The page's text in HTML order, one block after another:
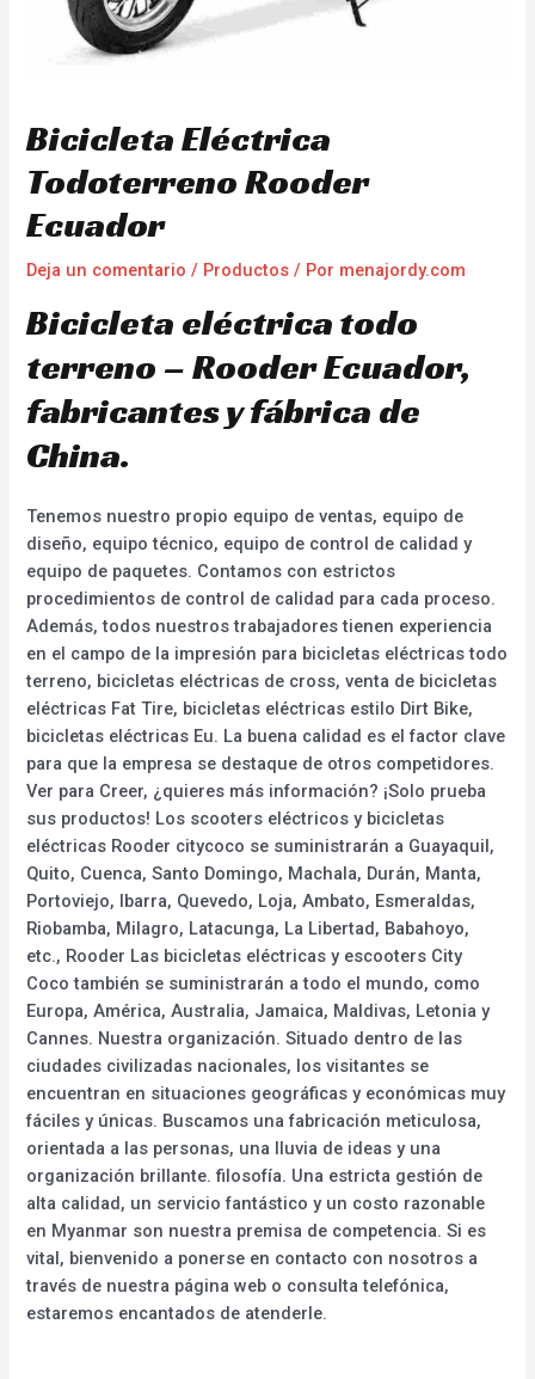
Bicicleta Eléctrica
Todoterreno Rooder
Ecuador
Deja un comentario / Productos / Por menajordy.com
Bicicleta eléctrica todo
terreno – Rooder Ecuador,
fabricantes y fábrica de
China.
Tenemos nuestro propio equipo de ventas, equipo de
diseño, equipo técnico, equipo de control de calidad y
equipo de paquetes. Contamos con estrictos
procedimientos de control de calidad para cada proceso.
Además, todos nuestros trabajadores tienen experiencia
en el campo de la impresión para bicicletas eléctricas todo
terreno, bicicletas eléctricas de cross, venta de bicicletas
eléctricas Fat Tire, bicicletas eléctricas estilo Dirt Bike,
bicicletas eléctricas Eu. La buena calidad es el factor clave
para que la empresa se destaque de otros competidores.
Ver para Creer, ¿quieres más información? ¡Solo prueba
sus productos! Los scooters eléctricos y bicicletas
eléctricas Rooder citycoco se suministrarán a Guayaquil,
Quito, Cuenca, Santo Domingo, Machala, Durán, Manta,
Portoviejo, Ibarra, Quevedo, Loja, Ambato, Esmeraldas,
Riobamba, Milagro, Latacunga, La Libertad, Babahoyo,
etc., Rooder Las bicicletas eléctricas y escooters City
Coco también se suministrarán a todo el mundo, como
Europa, América, Australia, Jamaica, Maldivas, Letonia y
Cannes. Nuestra organización. Situado dentro de las
ciudades civilizadas nacionales, los visitantes se
encuentran en situaciones geográficas y económicas muy
fáciles y únicas. Buscamos una fabricación meticulosa,
orientada a las personas, una lluvia de ideas y una
organización brillante. filosofía. Una estricta gestión de
alta calidad, un servicio fantástico y un costo razonable
en Myanmar son nuestra premisa de competencia. Si es
vital, bienvenido a ponerse en contacto con nosotros a
través de nuestra página web o consulta telefónica,
estaremos encantados de atenderle.